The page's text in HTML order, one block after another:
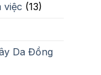
việc (13)
Da Đồng